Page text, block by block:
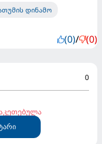
დინამო
(0)/ (0)
0